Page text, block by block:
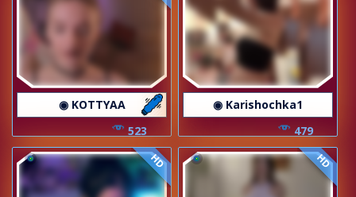
◉ KOTTYAA
523
◉ Karishochka1
479
HD HD